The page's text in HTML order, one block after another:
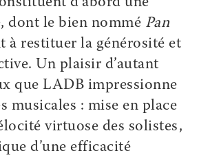
dont le bien nommé Pan
à restituer la générosité et
Un plaisir d’autant
que LADB impressionne
musicales : mise en place
virtuose des solistes,
d’une efficacité